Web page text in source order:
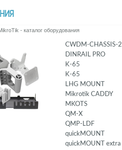
- каталог оборудования
CWDM-CHASSIS-2
DINRAIL PRO
K-65
K-65
LHG MOUNT
Mikrotik CADDY
MKOTS
QM-X
QMP-LDF
quickMOUNT
quickMOUNT extra